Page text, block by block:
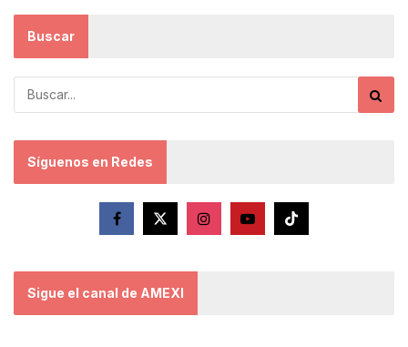
Buscar
Síguenos en Redes
Sigue el canal de AMEXI